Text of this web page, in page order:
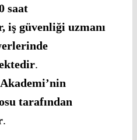
saat
iş güvenliği uzmanı
.
tarafından
.